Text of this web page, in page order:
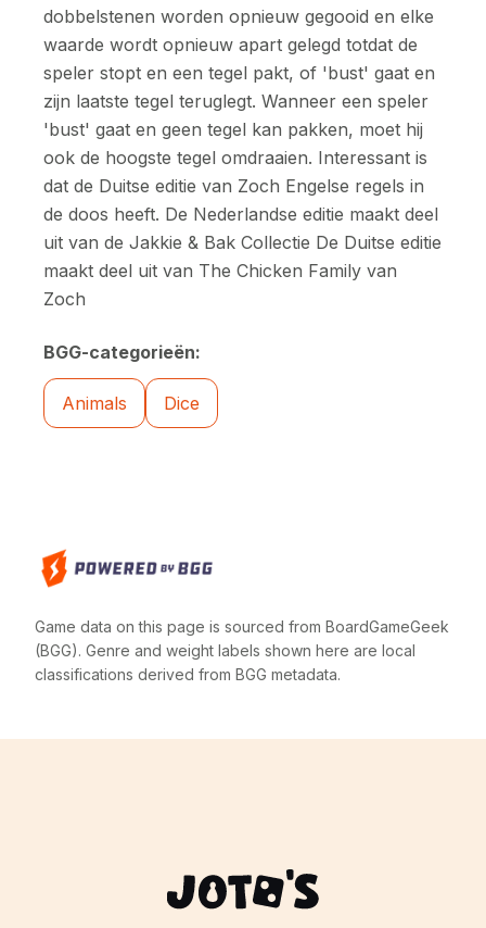
dobbelstenen worden opnieuw gegooid en elke
waarde wordt opnieuw apart gelegd totdat de
speler stopt en een tegel pakt, of 'bust' gaat en
zijn laatste tegel teruglegt. Wanneer een speler
'bust' gaat en geen tegel kan pakken, moet hij
ook de hoogste tegel omdraaien. Interessant is
dat de Duitse editie van Zoch Engelse regels in
de doos heeft. De Nederlandse editie maakt deel
uit van de Jakkie & Bak Collectie De Duitse editie
maakt deel uit van The Chicken Family van
Zoch
BGG-categorieën:
Animals Dice
Game data on this page is sourced from BoardGameGeek
(BGG). Genre and weight labels shown here are local
classifications derived from BGG metadata.